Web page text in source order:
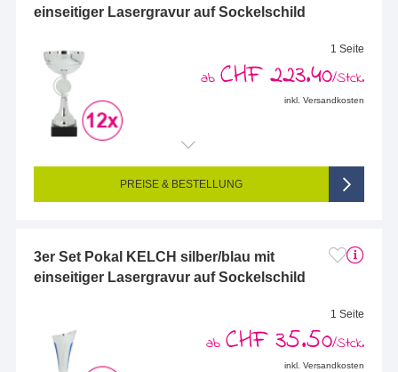
einseitiger Lasergravur auf Sockelschild
1 Seite
ab CHF 223.40/Stck.
inkl. Versandkosten
Endformat (bedruckte Fläche): 48 x 15 mm
Seitigkeit: 1-seitig (Vorderseite graviert, Rückseite nicht graviert)
Einseitig graviert
PREISE & BESTELLUNG
3er Set Pokal KELCH silber/blau mit
einseitiger Lasergravur auf Sockelschild
1 Seite
ab CHF 35.50/Stck.
inkl. Versandkosten